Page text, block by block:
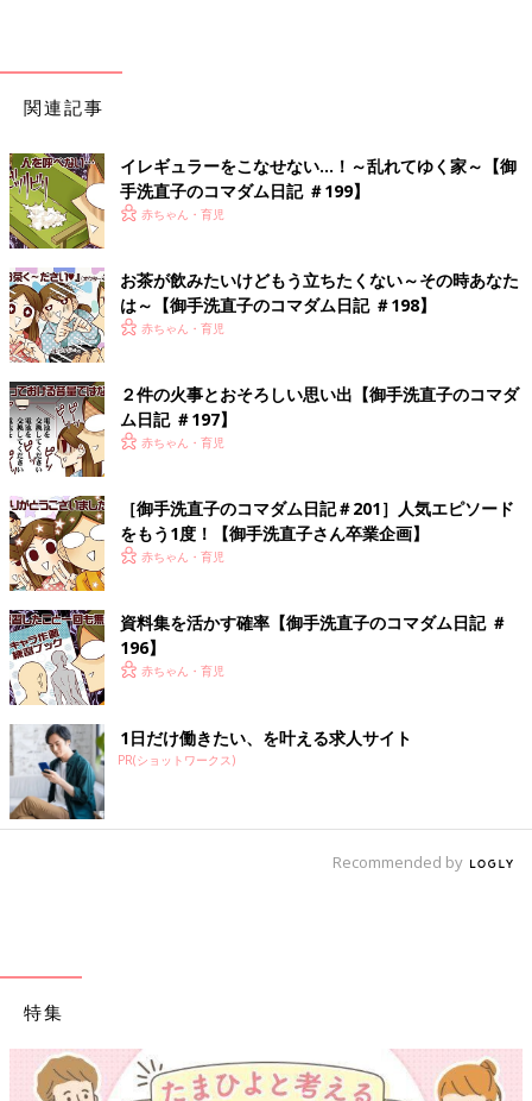
関連記事
イレギュラーをこなせない…！～乱れてゆく家～【御
手洗直子のコマダム日記 ＃199】
赤ちゃん・育児
お茶が飲みたいけどもう立ちたくない～その時あなた
は～【御手洗直子のコマダム日記 ＃198】
赤ちゃん・育児
２件の火事とおそろしい思い出【御手洗直子のコマダ
ム日記 ＃197】
赤ちゃん・育児
［御手洗直子のコマダム日記＃201］人気エピソード
をもう1度！【御手洗直子さん卒業企画】
赤ちゃん・育児
資料集を活かす確率【御手洗直子のコマダム日記 ＃
196】
赤ちゃん・育児
1日だけ働きたい、を叶える求人サイト
PR(ショットワークス)
Recommended by
特集